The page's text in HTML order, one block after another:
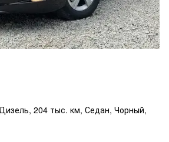
204 тыс. км, Седан, Чорный,